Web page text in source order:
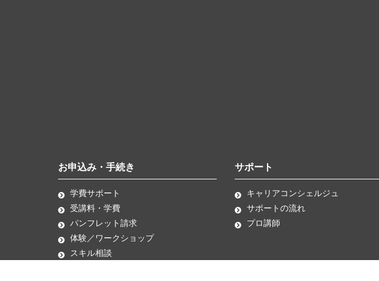
お申込み・手続き
学費サポート
受講料・学費
パンフレット請求
体験／ワークショップ
スキル相談
サポート
キャリアコンシェルジュ
サポートの流れ
プロ講師